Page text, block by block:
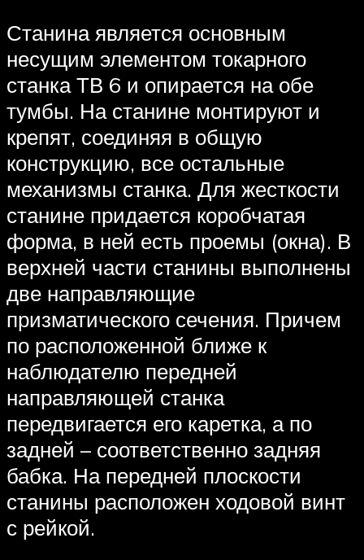
Станина является основным
несущим элементом токарного
станка ТВ 6 и опирается на обе
тумбы. На станине монтируют и
крепят, соединяя в общую
конструкцию, все остальные
механизмы станка. Для жесткости
станине придается коробчатая
форма, в ней есть проемы (окна). В
верхней части станины выполнены
две направляющие
призматического сечения. Причем
по расположенной ближе к
наблюдателю передней
направляющей станка
передвигается его каретка, а по
задней – соответственно задняя
бабка. На передней плоскости
станины расположен ходовой винт
с рейкой.